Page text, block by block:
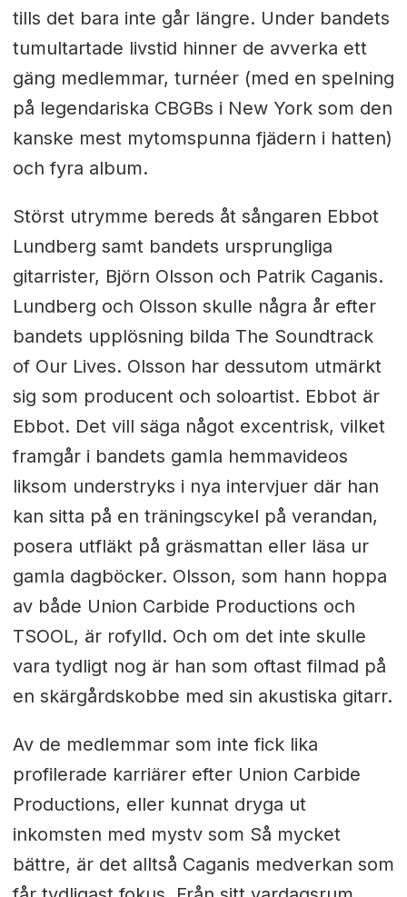
tills det bara inte går längre. Under bandets
tumultartade livstid hinner de avverka ett
gäng medlemmar, turnéer (med en spelning
på legendariska CBGBs i New York som den
kanske mest mytomspunna fjädern i hatten)
och fyra album.
Störst utrymme bereds åt sångaren Ebbot
Lundberg samt bandets ursprungliga
gitarrister, Björn Olsson och Patrik Caganis.
Lundberg och Olsson skulle några år efter
bandets upplösning bilda The Soundtrack
of Our Lives. Olsson har dessutom utmärkt
sig som producent och soloartist. Ebbot är
Ebbot. Det vill säga något excentrisk, vilket
framgår i bandets gamla hemmavideos
liksom understryks i nya intervjuer där han
kan sitta på en träningscykel på verandan,
posera utfläkt på gräsmattan eller läsa ur
gamla dagböcker. Olsson, som hann hoppa
av både Union Carbide Productions och
TSOOL, är rofylld. Och om det inte skulle
vara tydligt nog är han som oftast filmad på
en skärgårdskobbe med sin akustiska gitarr.
Av de medlemmar som inte fick lika
profilerade karriärer efter Union Carbide
Productions, eller kunnat dryga ut
inkomsten med mystv som Så mycket
bättre, är det alltså Caganis medverkan som